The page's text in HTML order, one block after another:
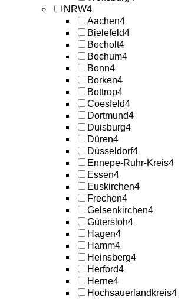
NRW4
Aachen4
Bielefeld4
Bocholt4
Bochum4
Bonn4
Borken4
Bottrop4
Coesfeld4
Dortmund4
Duisburg4
Düren4
Düsseldorf4
Ennepe-Ruhr-Kreis4
Essen4
Euskirchen4
Frechen4
Gelsenkirchen4
Gütersloh4
Hagen4
Hamm4
Heinsberg4
Herford4
Herne4
Hochsauerlandkreis4